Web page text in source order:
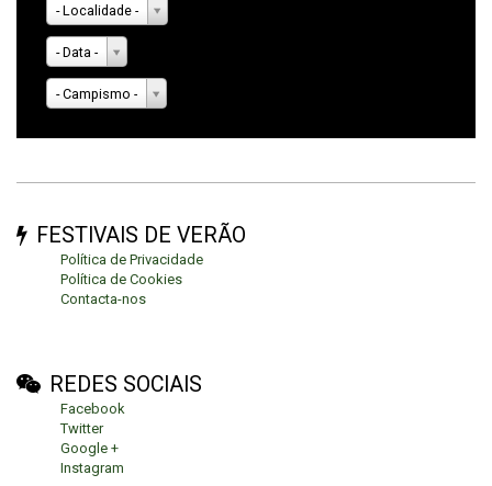
- Localidade -
- Data -
- Campismo -
FESTIVAIS DE VERÃO
Política de Privacidade
Política de Cookies
Contacta-nos
REDES SOCIAIS
Facebook
Twitter
Google +
Instagram